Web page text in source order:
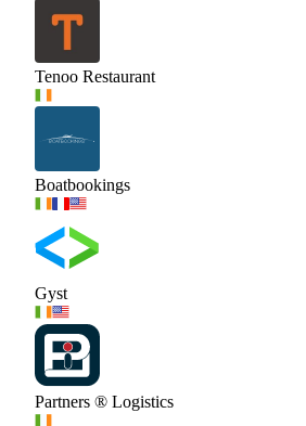
Tenoo Restaurant
Boatbookings
Gyst
Partners ® Logistics